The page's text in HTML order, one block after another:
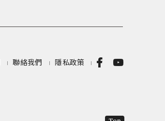
聯絡我們 隱私政策